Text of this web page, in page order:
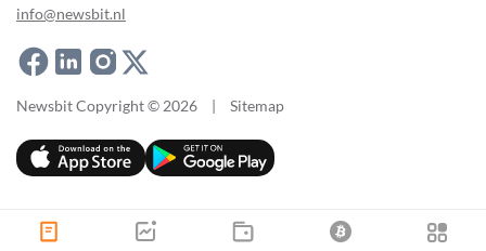
info@newsbit.nl
Newsbit Copyright © 2026 | Sitemap